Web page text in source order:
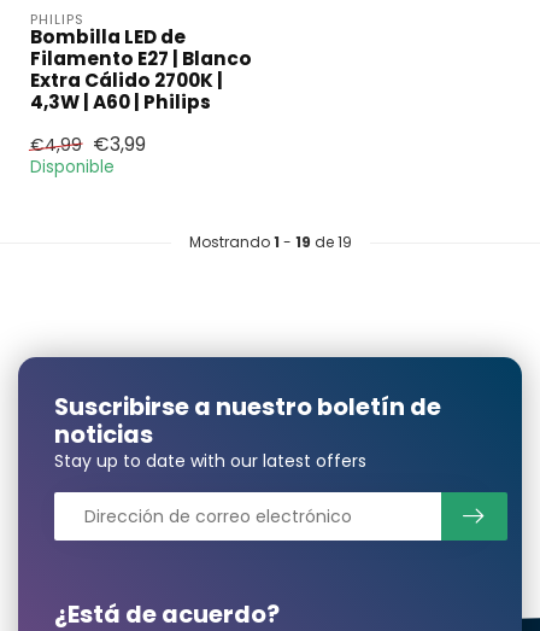
PHILIPS
Bombilla LED de
Filamento E27 | Blanco
Extra Cálido 2700K |
4,3W | A60 | Philips
€4,99 €3,99
Disponible
Mostrando1 - 19 de 19
¿Está de acuerdo?
Suscribirse a nuestro boletín de
noticias
Stay up to date with our latest offers